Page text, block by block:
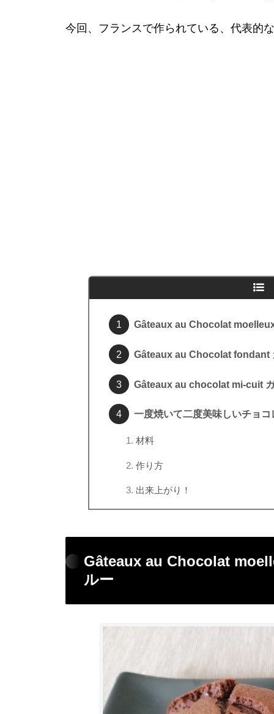
今回、フランスで作られている、代表的
Gâteaux au Chocolat
Gâteaux au Chocolat fondant
Gâteaux au chocolat mi-cuit
一度焼いて二度美味しいチョ
材料
作り方
出来上がり！
Gâteaux au Chocolat
ルー